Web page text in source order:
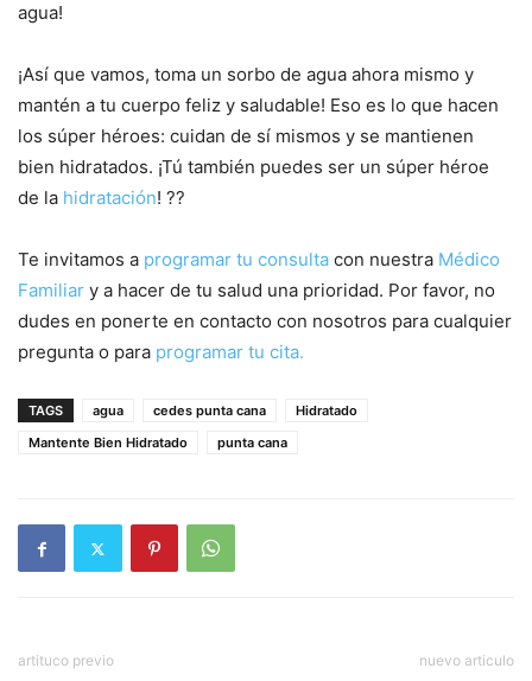
agua!
¡Así que vamos, toma un sorbo de agua ahora mismo y
mantén a tu cuerpo feliz y saludable! Eso es lo que hacen
los súper héroes: cuidan de sí mismos y se mantienen
bien hidratados. ¡Tú también puedes ser un súper héroe
de la hidratación! ??
Te invitamos a programar tu consulta con nuestra Médico
Familiar y a hacer de tu salud una prioridad. Por favor, no
dudes en ponerte en contacto con nosotros para cualquier
pregunta o para programar tu cita.
TAGS agua cedes punta cana
Hidratado
Mantente Bien Hidratado
punta cana
artituco previo nuevo articulo